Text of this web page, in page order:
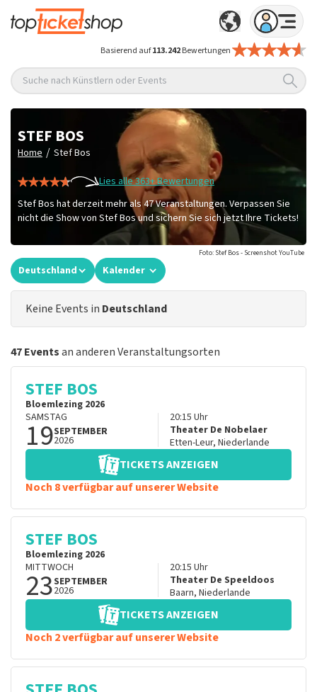
Basierend auf113.242Bewertungen
Suche nach Künstlern oder Events
STEF BOS
Home / Stef Bos
Lies alle 363+ Bewertungen
Stef Bos hat derzeit mehr als 47 Veranstaltungen. Verpassen Sie
nicht die Show von Stef Bos und sichern Sie sich jetzt Ihre Tickets!
Foto: Stef Bos - Screenshot YouTube
Deutschland Kalender
Keine Events in Deutschland
47 Eventsan anderen Veranstaltungsorten
STEF BOS
Bloemlezing 2026
SAMSTAG
19SEPTEMBER
2026
20:15 Uhr
Theater De Nobelaer
Etten-Leur, Niederlande
TICKETS ANZEIGEN
Noch 8 verfügbar auf unserer Website
STEF BOS
Bloemlezing 2026
MITTWOCH
23SEPTEMBER
2026
20:15 Uhr
Theater De Speeldoos
Baarn, Niederlande
TICKETS ANZEIGEN
Noch 2 verfügbar auf unserer Website